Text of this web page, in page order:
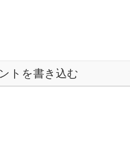
トを書き込む